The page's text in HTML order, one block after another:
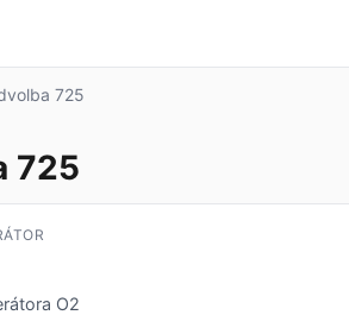
725
725
O2